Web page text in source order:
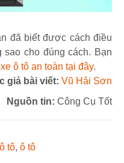
đã biết được cách điều
cho đúng cách. Bạn
ô tô an toàn tại đây.
giả bài viết: Vũ Hải Sơn
Nguồn tin: Công Cụ Tốt
tô, ô tô